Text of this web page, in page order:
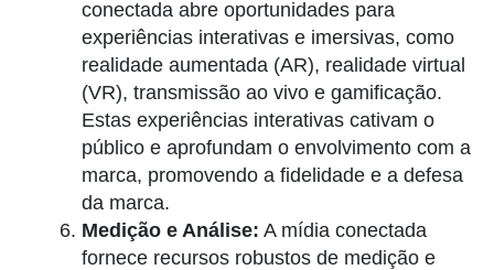
conectada abre oportunidades para
experiências interativas e imersivas, como
realidade aumentada (AR), realidade virtual
(VR), transmissão ao vivo e gamificação.
Estas experiências interativas cativam o
público e aprofundam o envolvimento com a
marca, promovendo a fidelidade e a defesa
da marca.
Medição e Análise: A mídia conectada
fornece recursos robustos de medição e